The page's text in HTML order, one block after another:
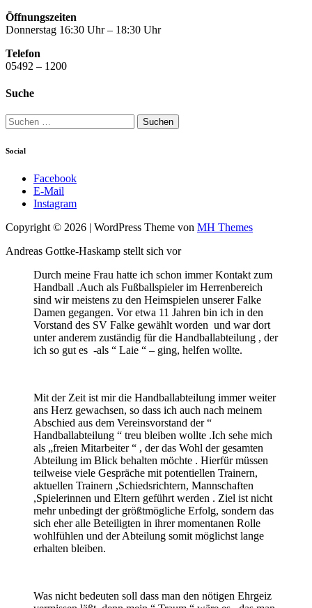
Öffnungszeiten
Donnerstag 16:30 Uhr – 18:30 Uhr
Telefon
05492 – 1200
Suche
Suchen
nach:
Social
Facebook
E-Mail
Instagram
Copyright © 2026 | WordPress Theme von MH Themes
Andreas Gottke-Haskamp stellt sich vor
Durch meine Frau hatte ich schon immer Kontakt zum
Handball .Auch als Fußballspieler im Herrenbereich
sind wir meistens zu den Heimspielen unserer Falke
Damen gegangen. Vor etwa 11 Jahren bin ich in den
Vorstand des SV Falke gewählt worden und war dort
unter anderem zuständig für die Handballabteilung , der
ich so gut es -als “ Laie “ – ging, helfen wollte.
Mit der Zeit ist mir die Handballabteilung immer weiter
ans Herz gewachsen, so dass ich auch nach meinem
Abschied aus dem Vereinsvorstand der “
Handballabteilung “ treu bleiben wollte .Ich sehe mich
als „freien Mitarbeiter “ , der das Wohl der gesamten
Abteilung im Blick behalten möchte . Hierfür müssen
teilweise viele Gespräche mit potentiellen Trainern,
aktuellen Trainern ,Schiedsrichtern, Mannschaften
,Spielerinnen und Eltern geführt werden . Ziel ist nicht
mehr unbedingt der größtmögliche Erfolg, sondern das
sich eher alle Beteiligten in ihrer momentanen Rolle
wohlfühlen und der Abteilung somit möglichst lange
erhalten bleiben.
Was nicht bedeuten soll dass man den nötigen Ehrgeiz